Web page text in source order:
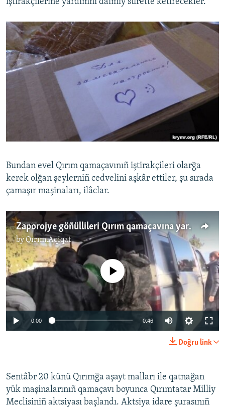
iştirakçilerine yardımnı daimiy sürette ketirecekler.
Bundan evel Qırım qamaçavınıñ iştirakçileri olarğa
kerek olğan şeylerniñ cedvelini aşkâr ettiler, şu sırada
çamaşır maşinaları, ilâclar.
Zaporojye göñüllileri Qırım qamaçavına yardım ettiler
byQırım.Aqiqat
No media source currently available
0:00 0:46
Doğru link
Sentâbr 20 künü Qırımğa aşayt malları ile qatnağan
yük maşinalarınıñ qamaçavı boyunca Qırımtatar Milliy
Meclisiniñ aktsiyası başlandı. Aktsiya idare şurasınıñ